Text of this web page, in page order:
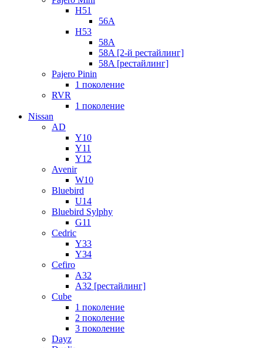
H51
56A
H53
58A
58A [2-й рестайлинг]
58A [рестайлинг]
Pajero Pinin
1 поколение
RVR
1 поколение
Nissan
AD
Y10
Y11
Y12
Avenir
W10
Bluebird
U14
Bluebird Sylphy
G11
Cedric
Y33
Y34
Cefiro
A32
A32 [рестайлинг]
Cube
1 поколение
2 поколение
3 поколение
Dayz